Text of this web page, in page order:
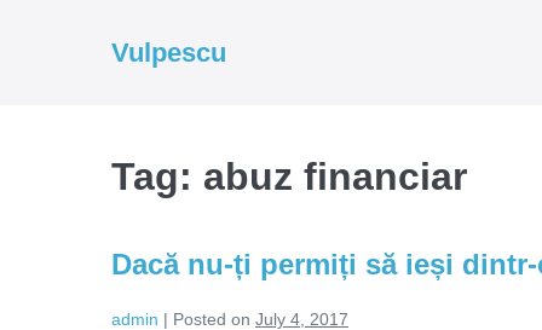
Vulpescu
Tag: abuz financiar
Dacă nu-ți permiți să ieși
admin | Posted on July 4, 2017